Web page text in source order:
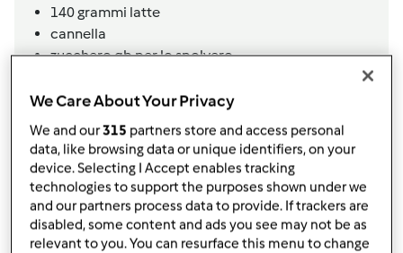
140grammi latte
cannella
zucchero qb per lo spolvero
3/4mele
zucchero qb
cannella
miele/sciroppo d'acero qb
Ad esempio: per l’impasto
We Care About Your Privacy
We and our315 partners store and access personal
data, like browsing data or unique identifiers, on your
device. Selecting I Accept enables tracking
technologies to support the purposes shown under we
and our partners process data to provide. If trackers are
disabled, some content and ads you see may not be as
relevant to you. You can resurface this menu to change